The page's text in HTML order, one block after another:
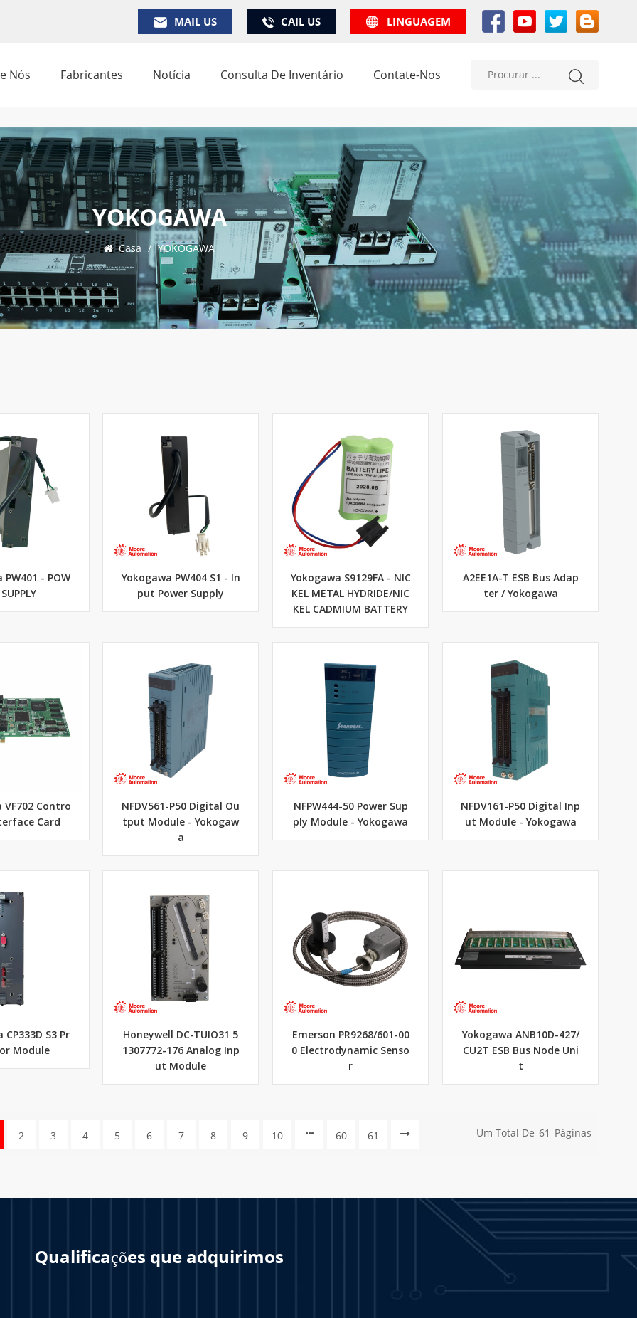
MAIL US CAIL US LINGUAGEM
Nós Fabricantes Notícia Consulta De Inventário Contate-Nos
YOKOGAWA
Casa / YOKOGAWA
PW401 - POW
SUPPLY
Yokogawa PW404 S1 - In
put Power Supply
Yokogawa S9129FA - NIC
KEL METAL HYDRIDE/NIC
KEL CADMIUM BATTERY
A2EE1A-T ESB Bus Adap
ter / Yokogawa
VF702 Contro
Card
NFDV561-P50 Digital Ou
tput Module - Yokogaw
a
NFPW444-50 Power Sup
ply Module - Yokogawa
NFDV161-P50 Digital Inp
ut Module - Yokogawa
CP333D S3 Pr
Module
Honeywell DC-TUIO31 5
1307772-176 Analog Inp
ut Module
Emerson PR9268/601-00
0 Electrodynamic Senso
r
Yokogawa ANB10D-427/
CU2T ESB Bus Node Uni
t
2 3 4 5 6 7 8 9 10 60 61 Um Total De 61 Páginas
Qualificações que adquirimos